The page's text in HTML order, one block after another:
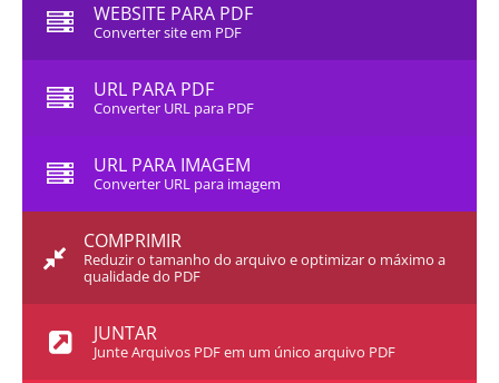
WEBSITE PARA PDF
Converter site em PDF
URL PARA PDF
Converter URL para PDF
URL PARA IMAGEM
Converter URL para imagem
COMPRIMIR
Reduzir o tamanho do arquivo e optimizar o máximo a
qualidade do PDF
JUNTAR
Junte Arquivos PDF em um único arquivo PDF